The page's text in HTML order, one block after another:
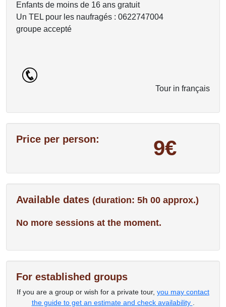
Enfants de moins de 16 ans gratuit
Un TEL pour les naufragés : 0622747004
groupe accepté
Tour in français
Price per person: 9€
Available dates (duration: 5h 00 approx.)
No more sessions at the moment.
For established groups
If you are a group or wish for a private tour, you may contact
the guide to get an estimate and check availability